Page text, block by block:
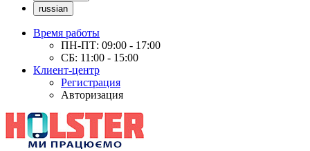
russian
Время работы
ПН-ПТ: 09:00 - 17:00
СБ: 11:00 - 15:00
Клиент-центр
Регистрация
Авторизация